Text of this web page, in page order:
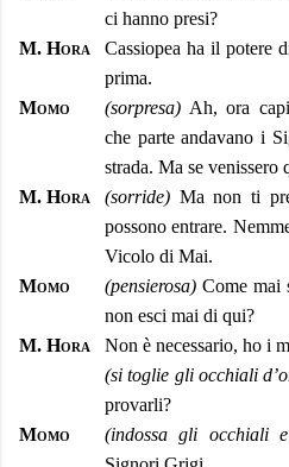
ci hanno presi?
M. Hora
Cassiopea ha il potere
prima.
Momo
(sorpresa) Ah, ora
che parte andavano i
strada. Ma se venissero
M. Hora
(sorride) Ma non ti
possono entrare.
Vicolo di Mai.
Momo
(pensierosa) Come mai
non esci mai di qui?
M. Hora
Non è necessario, ho i
(si toglie gli occhiali
provarli?
Momo
(indossa gli occhiali